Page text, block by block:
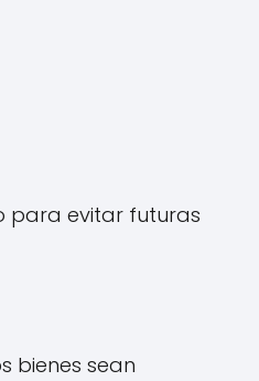
para evitar futuras
bienes sean